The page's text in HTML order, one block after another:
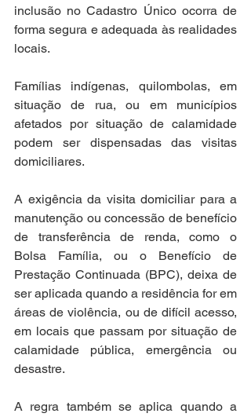
inclusão no Cadastro Único ocorra de
forma segura e adequada às realidades
locais.
Famílias indígenas, quilombolas, em
situação de rua, ou em municípios
afetados por situação de calamidade
podem ser dispensadas das visitas
domiciliares.
A exigência da visita domiciliar para a
manutenção ou concessão de benefício
de transferência de renda, como o
Bolsa Família, ou o Benefício de
Prestação Continuada (BPC), deixa de
ser aplicada quando a residência for em
áreas de violência, ou de difícil acesso,
em locais que passam por situação de
calamidade pública, emergência ou
desastre.
A regra também se aplica quando a